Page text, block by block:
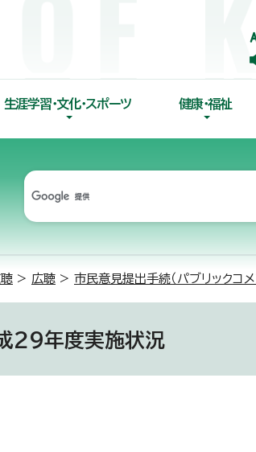
生涯学習・文化・スポーツ 健康・福祉
聴 > 広聴 > 市民意見提出手続（パブリックコメ
29年度実施状況